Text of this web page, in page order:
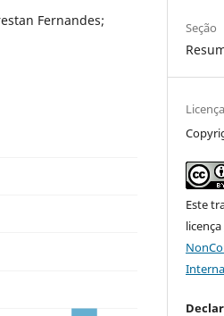
Fernandes;
Seção
Licença
Este
licença